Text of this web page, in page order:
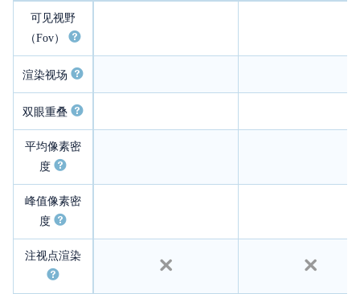
可见视野
（Fov）
渲染视场
双眼重叠
平均像素密
度
峰值像素密
度
注视点渲染